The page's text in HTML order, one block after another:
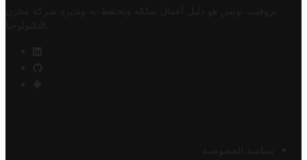
تروفيت تونس هو دليل أعمال تملكه وتحتفظ به وتديره
شركة مخزن
التكنولوجيا
سياسة الخصوصية